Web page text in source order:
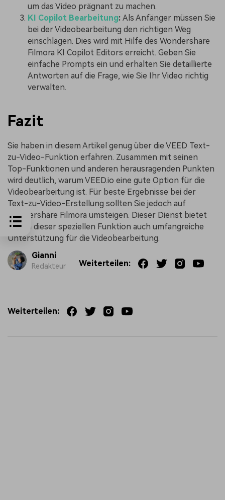
um das Video prägnant zu machen.
KI Copilot Bearbeitung: Als Anfänger müssen Sie
bei der Videobearbeitung den richtigen Weg
einschlagen. Dies wird mit Hilfe des Wondershare
Filmora KI Copilot Editors erreicht. Geben Sie
einfache Prompts ein und erhalten Sie detaillierte
Antworten auf die Frage, wie Sie Ihr Video richtig
verwalten.
Fazit
Sie haben in diesem Artikel genug über die VEED Text-
zu-Video-Funktion erfahren. Zusammen mit seinen
Top-Funktionen und anderen herausragenden Punkten
wird deutlich, warum VEED.io eine gute Option für die
Videobearbeitung ist. Für beste Ergebnisse bei der
Text-zu-Video-Erstellung sollten Sie jedoch auf
Wondershare Filmora umsteigen. Dieser Dienst bietet
neben dieser speziellen Funktion auch umfangreiche
Unterstützung für die Videobearbeitung.
Gianni
Redakteur Weiterteilen:
Weiterteilen: